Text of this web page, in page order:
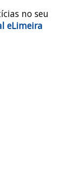
no seu
eLimeira